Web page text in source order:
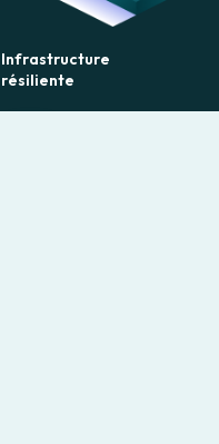
Infrastructure
résiliente